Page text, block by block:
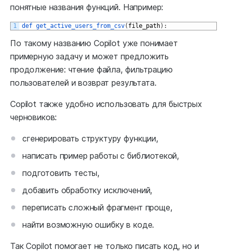
понятные названия функций. Например:
1 def get_active_users_from_csv( file_path) :
По такому названию Copilot уже понимает
примерную задачу и может предложить
продолжение: чтение файла, фильтрацию
пользователей и возврат результата.
Copilot также удобно использовать для быстрых
черновиков:
сгенерировать структуру функции,
написать пример работы с библиотекой,
подготовить тесты,
добавить обработку исключений,
переписать сложный фрагмент проще,
найти возможную ошибку в коде.
Так Copilot помогает не только писать код, но и